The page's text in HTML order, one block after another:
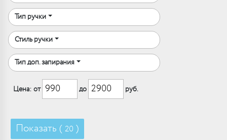
Тип ручки
Стиль ручки
Тип доп. запирания
Цена: от до руб.
Показать ( 20 )